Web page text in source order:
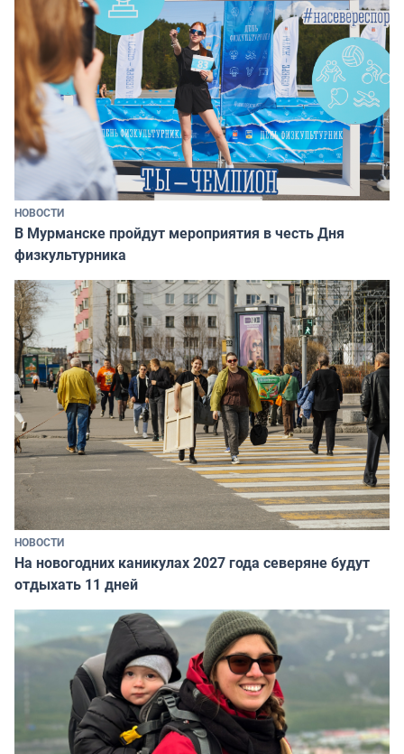
НОВОСТИ
В Мурманске пройдут мероприятия в честь Дня
физкультурника
НОВОСТИ
На новогодних каникулах 2027 года северяне будут
отдыхать 11 дней